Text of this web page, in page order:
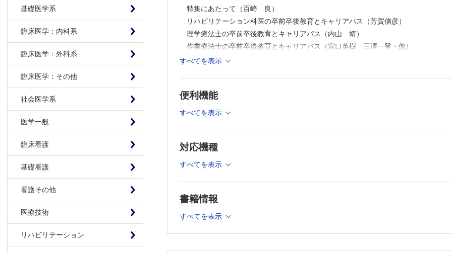
基礎医学系
臨床医学：内科系
臨床医学：外科系
臨床医学：その他
社会医学系
医学一般
臨床看護
基礎看護
看護その他
医療技術
リハビリテーション
特集にあたって（百崎 良）
リハビリテーション科医の卒前卒後教育とキャリアパス（芳賀信彦）
理学療法士の卒前卒後教育とキャリアパス（内山 靖）
作業療法士の卒前卒後教育とキャリアパス（宮口英樹 三澤一登・他）
言語聴覚士の卒前卒後教育とキャリアパス（内山量史）
連載
巻頭カラー デザインが拓くリハビリテーションの未来
リハ科医・専門職に薦めたい！ とっておきの学会・研究会ガイド
ニューカマー リハ科専門医
（中島（鶴町）早百合）
知っておきたい神経科学のキィワード
16．事象関連脱同期（ERD）（林 正彬）
すべてを表示
便利機能
すべてを表示
対応機種
すべてを表示
書籍情報
すべてを表示